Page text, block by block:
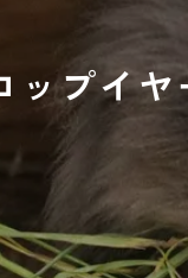
ップイヤ